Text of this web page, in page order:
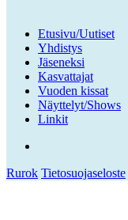
Etusivu/Uutiset
Yhdistys
Jäseneksi
Kasvattajat
Vuoden kissat
Näyttelyt/Shows
Linkit
Rurok Tietosuojaseloste